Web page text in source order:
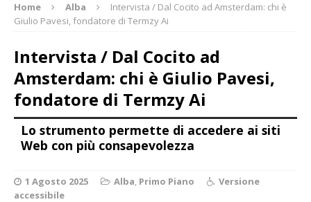
Home Alba
Intervista / Dal Cocito ad Amsterdam: chi è
Giulio Pavesi, fondatore di Termzy Ai
Intervista / Dal Cocito ad
Amsterdam: chi è Giulio Pavesi,
fondatore di Termzy Ai
Lo strumento permette di accedere ai siti
Web con più consapevolezza
1 Agosto 2025 Alba, Primo Piano
Versione
accessibile